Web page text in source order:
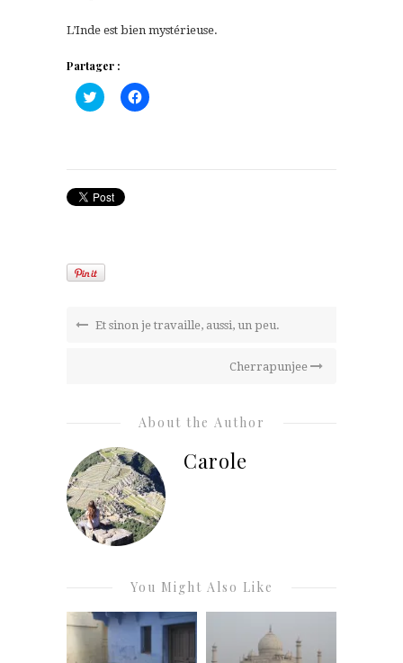
L’Inde est bien mystérieuse.
Partager :
Cliquez
pour
fenêtre)
Cliquez
pour
Et sinon je travaille, aussi, un peu.
Cherrapunjee
About the Author
Carole
You Might Also Like